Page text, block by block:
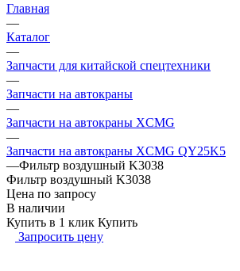
Главная
—
Каталог
—
Запчасти для китайской спецтехники
—
Запчасти на автокраны
—
Запчасти на автокраны XCMG
—
Запчасти на автокраны XCMG QY25K5
—Фильтр воздушный K3038
Фильтр воздушный K3038
Цена по запросу
В наличии
Купить в 1 клик Купить
Запросить цену